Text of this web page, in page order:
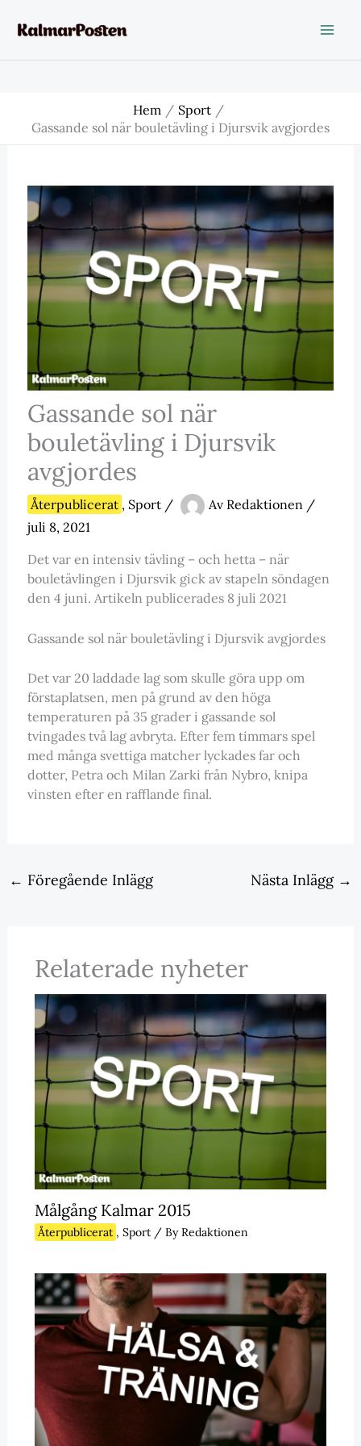
Hem
Sport
Gassande sol när bouletävling i Djursvik avgjordes
Gassande sol när
bouletävling i Djursvik
avgjordes
Återpublicerat , Sport/ Av Redaktionen /
juli 8, 2021
Det var en intensiv tävling – och hetta – när
bouletävlingen i Djursvik gick av stapeln söndagen
den 4 juni. Artikeln publicerades 8 juli 2021
Gassande sol när bouletävling i Djursvik avgjordes
Det var 20 laddade lag som skulle göra upp om
förstaplatsen, men på grund av den höga
temperaturen på 35 grader i gassande sol
tvingades två lag avbryta. Efter fem timmars spel
med många svettiga matcher lyckades far och
dotter, Petra och Milan Zarki från Nybro, knipa
vinsten efter en rafflande final.
← Föregående Inlägg Nästa Inlägg →
Relaterade nyheter
Målgång Kalmar 2015
Återpublicerat , Sport/ ByRedaktionen